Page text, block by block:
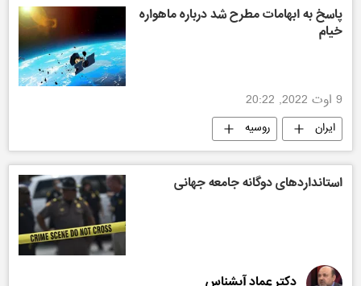
پاسخ به ابهامات مطرح شد درباره ماهواره
خیام
9 اوت 2022, 20:22
ایران روسیه
استانداردهای دوگانه جامعه جهانی